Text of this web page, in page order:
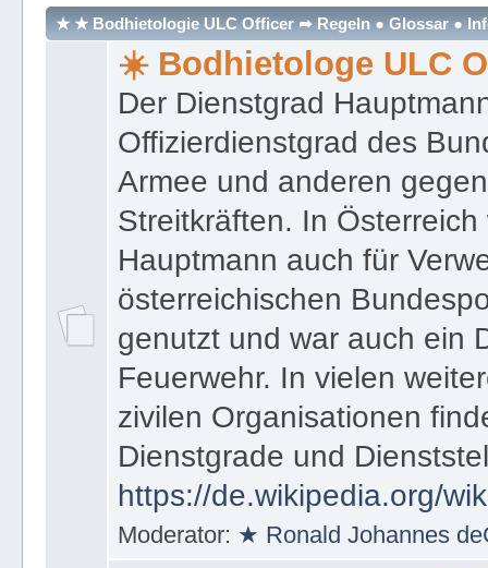
★ ★ Bodhietologie ULC Officer ➦ Regeln ● Glossar ●
☀️ Bodhietologe ULC
Der Dienstgrad
Offizierdienstgrad des
Armee und anderen
Streitkräften. In
Hauptmann auch für
österreichischen
genutzt und war auch ein
Feuerwehr. In vielen
zivilen Organisationen
Dienstgrade und
https://de.wikipedia.org/
Moderator: ★ Ronald Johannes